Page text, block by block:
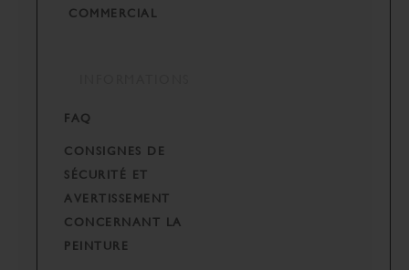
COMMERCIAL
FAQ
CONSIGNES DE
SÉCURITÉ ET
AVERTISSEMENT
CONCERNANT LA
PEINTURE